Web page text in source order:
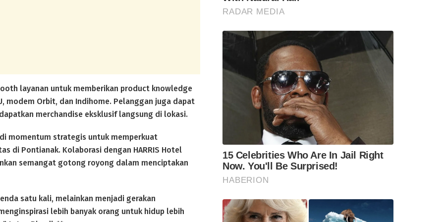
layanan untuk memberikan product knowledge
modem Orbit, dan Indihome. Pelanggan juga dapat
merchandise eksklusif langsung di lokasi.
momentum strategis untuk memperkuat
di Pontianak. Kolaborasi dengan HARRIS Hotel
semangat gotong royong dalam menciptakan
satu kali, melainkan menjadi gerakan
lebih banyak orang untuk hidup lebih